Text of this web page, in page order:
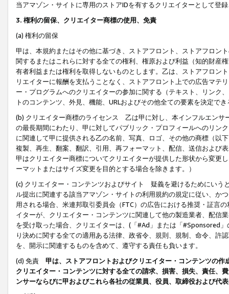
当アマゾン・サイトに専用のストアIDを有するクリエイターとして登
3. 権利の留保、クリエイター商標の使用、免責
(a) 権利の留保
甲は、本規約またはその他に基づき、ストアフロント、ストアフロン
関するまたはこれらに対する全ての権利、権原および利益（知的財産
有者利益または権利を取得しないものとします。乙は、ストアフロン
リエイターに報酬を支払うことなく、ストアフロント上での広告マテ
ー・プログラムへのクリエイターの参加に関する（テキスト、リンク
トのコンテンツ、外見、機能、URLおよびその他全ての要素を決定で
(b) クリエイター商標のライセンス 乙は甲に対し、本インフルエンサ
の最長期間にわたり、甲に対してパブリック・プロフィールへのリン
に関連して甲に提供される乙の名前、写真、ロゴ、その他の商標（以
複製、再生、翻案、翻訳、引用、再フォーマット、配信、送信および
甲はクリエイター商標についてクリエイターが提供した形状から変更
ーマットまたはサイズ変更を目的とする場合を除きます。）
(c) クリエイター・コンテンツおよびサイト 疑義を避けるためにいう
ル提出に関連する該当アマゾン・サイトの利用規約の規定に従い、か
用される場合、米連邦取引委員会（FTC）の広告における推奨・証言
イターが、クリエイター・コンテンツに関連して他の製造業者、配信
を受け取った場合、クリエイターは、(「#Ad」または「#Sponsored
り決めに関する全ての適用ある法律、政省令、規則、規制、命令、許
を、開示に関連するものを含めて、遵守する責任も負います。
(d) 免責 甲は、ストアフロントおよびクリエイター・コンテンツの
クリエイター・コンテンツに対する全ての請求、損害、損失、責任、
ンサーならびに甲およびこれら各社の従業員、役員、取締役および代